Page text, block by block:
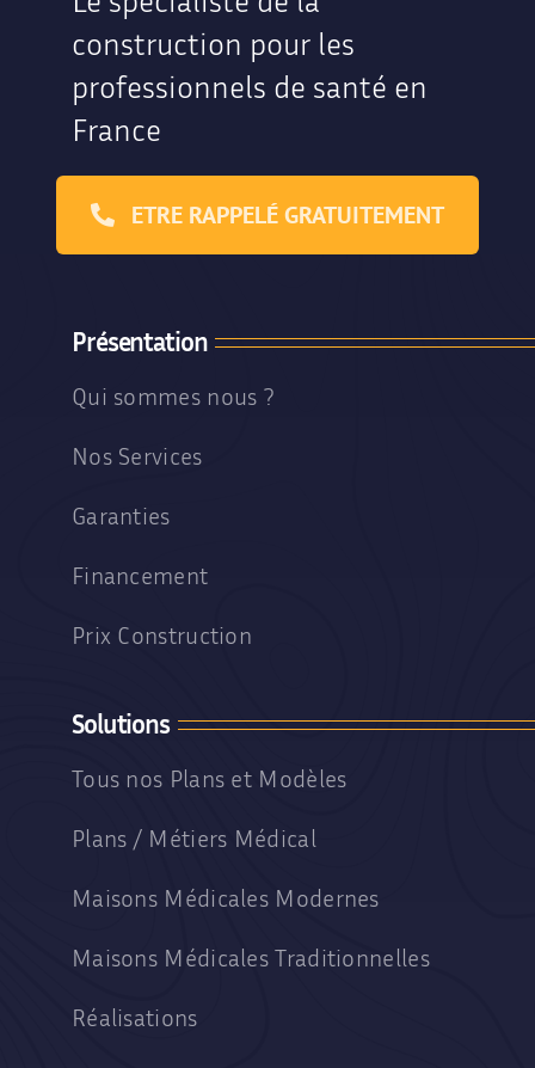
construction pour les
professionnels de santé en
France
ETRE RAPPELÉ GRATUITEMENT
Présentation
Qui sommes nous ?
Nos Services
Garanties
Financement
Prix Construction
Solutions
Tous nos Plans et Modèles
Plans / Métiers Médical
Maisons Médicales Modernes
Maisons Médicales Traditionnelles
Réalisations